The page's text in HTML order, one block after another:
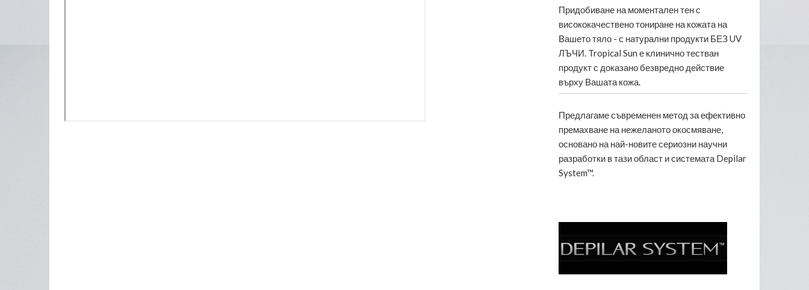
Придобиване на моментален тен с
висококачествено тониране на кожата на
Вашето тяло - с натурални продукти БЕЗ UV
ЛЪЧИ. Tropical Sun е клинично тестван
продукт с доказано безвредно действие
върху Вашата кожа.
Предлагаме съвременен метод за ефективно
премахване на нежеланото окосмяване,
основано на най-новите сериозни научни
разработки в тази област и системата Depilar
System™.